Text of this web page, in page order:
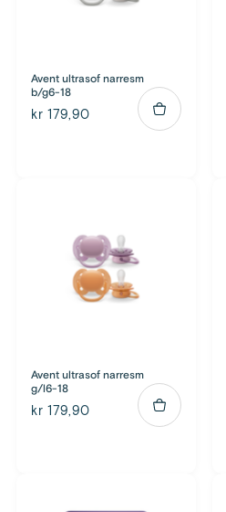
Avent ultrasof narresm
b/g6-18
kr 179,90
Avent ultrasof narresm
g/l6-18
kr 179,90